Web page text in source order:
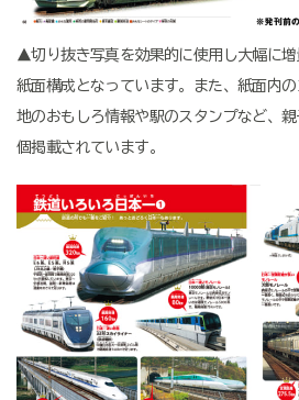
▲切り抜き写真を効果的に使用し大幅に
紙面構成となっています。また、紙面内
地のおもしろ情報や駅のスタンプなど、
個掲載されています。